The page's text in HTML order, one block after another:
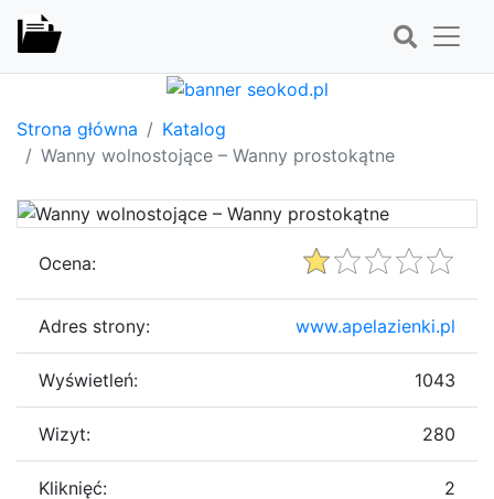
Strona główna
Katalog
Wanny wolnostojące – Wanny prostokątne
Ocena:
Adres strony: www.apelazienki.pl
Wyświetleń: 1043
Wizyt: 280
Kliknięć: 2